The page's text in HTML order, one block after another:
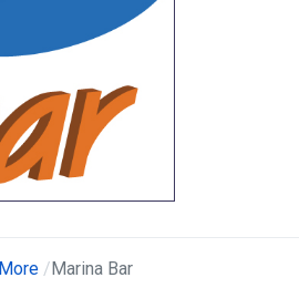
More Marina Bar